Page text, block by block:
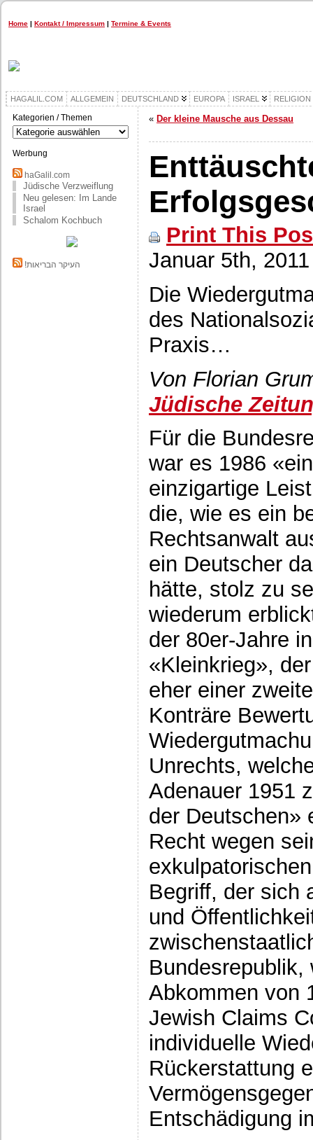
Home | Kontakt / Impressum | Termine & Events
HAGALIL.COM ALLGEMEIN DEUTSCHLAND EUROPA ISRAEL RELIGION
Kategorien / Themen
Kategorien
/
Themen
Werbung
haGalil.com
Jüdische Verzweiflung
Neu gelesen: Im Lande
Israel
Schalom Kochbuch
!העיקר הבריאות
« Der kleine Mausche aus Dessau
Print This
Januar 5th, 2011
Die
des
Praxis…
Von Florian
Jüdische
Für die
war es 1986
einzigartige
die, wie es ein
Rechtsanwalt
ein Deutscher
hätte, stolz zu
wiederum
der 80er-Jahre
«Kleinkrieg»,
eher einer
Konträre
Unrechts,
Adenauer 1951
der Deutschen»
Recht wegen
Begriff, der sich
und
Bundesrepublik,
Abkommen von
Jewish Claims
individuelle
Rückerstattung
Entschädigung